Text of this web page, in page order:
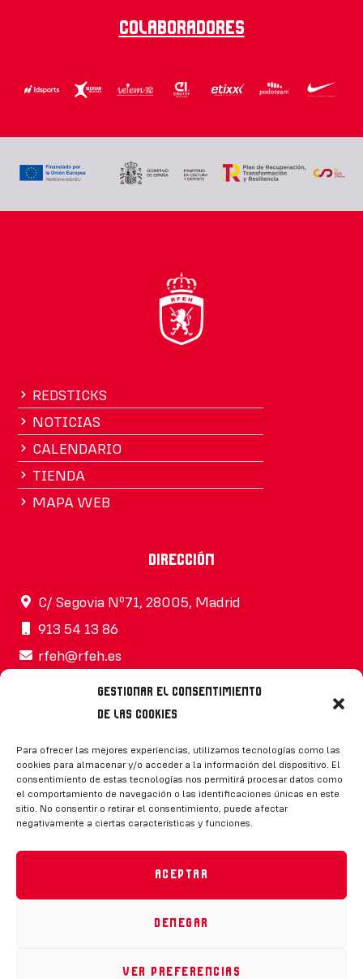
Gestionar el consentimiento
de las cookies
Para ofrecer las mejores experiencias, utilizamos tecnologías como las
cookies para almacenar y/o acceder a la información del dispositivo. El
consentimiento de estas tecnologías nos permitirá procesar datos como
el comportamiento de navegación o las identificaciones únicas en este
sitio. No consentir o retirar el consentimiento, puede afectar
negativamente a ciertas características y funciones.
Aceptar
Denegar
Ver preferencias
Colaboradores
REDSTICKS
NOTICIAS
CALENDARIO
TIENDA
MAPA WEB
Dirección
C/ Segovia Nº71, 28005, Madrid
913 54 13 86
rfeh@rfeh.es
Síguenos